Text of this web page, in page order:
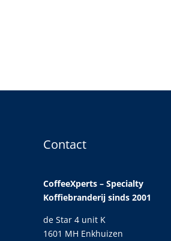
Contact
CoffeeXperts – Specialty
Koffiebranderij sinds 2001
de Star 4 unit K
1601 MH Enkhuizen